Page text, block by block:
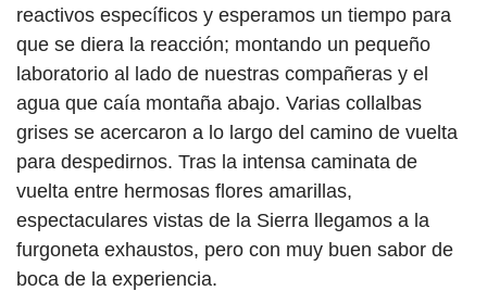
reactivos específicos y esperamos un tiempo para
que se diera la reacción; montando un pequeño
laboratorio al lado de nuestras compañeras y el
agua que caía montaña abajo. Varias collalbas
grises se acercaron a lo largo del camino de vuelta
para despedirnos. Tras la intensa caminata de
vuelta entre hermosas flores amarillas,
espectaculares vistas de la Sierra llegamos a la
furgoneta exhaustos, pero con muy buen sabor de
boca de la experiencia.